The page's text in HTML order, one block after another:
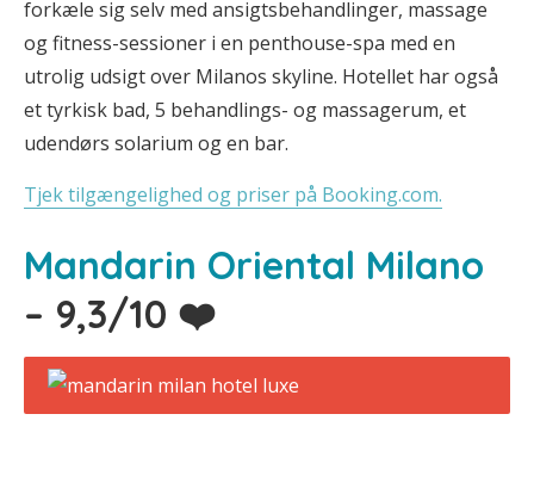
forkæle sig selv med ansigtsbehandlinger, massage
og fitness-sessioner i en penthouse-spa med en
utrolig udsigt over Milanos skyline. Hotellet har også
et tyrkisk bad, 5 behandlings- og massagerum, et
udendørs solarium og en bar.
Tjek tilgængelighed og priser på Booking.com.
Mandarin Oriental Milano
– 9,3/10 ❤️